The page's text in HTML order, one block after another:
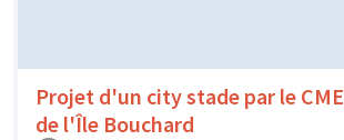
Projet d'un city stade par le CME
de l'Île Bouchard